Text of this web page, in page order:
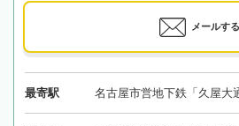
メールする
最寄駅 名古屋市営地下鉄「久屋大